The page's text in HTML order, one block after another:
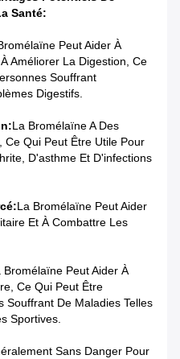
Santé:
Peut Aider À
Améliorer La Digestion, Ce
Souffrant
Digestifs.
La Bromélaïne A Des
Ce Qui Peut Être Utile Pour
D'asthme Et D'infections
La Bromélaïne Peut Aider
Et À Combattre Les
Bromélaïne Peut Aider À
Ce Qui Peut Être
Souffrant De Maladies Telles
Sportives.
Sans Danger Pour